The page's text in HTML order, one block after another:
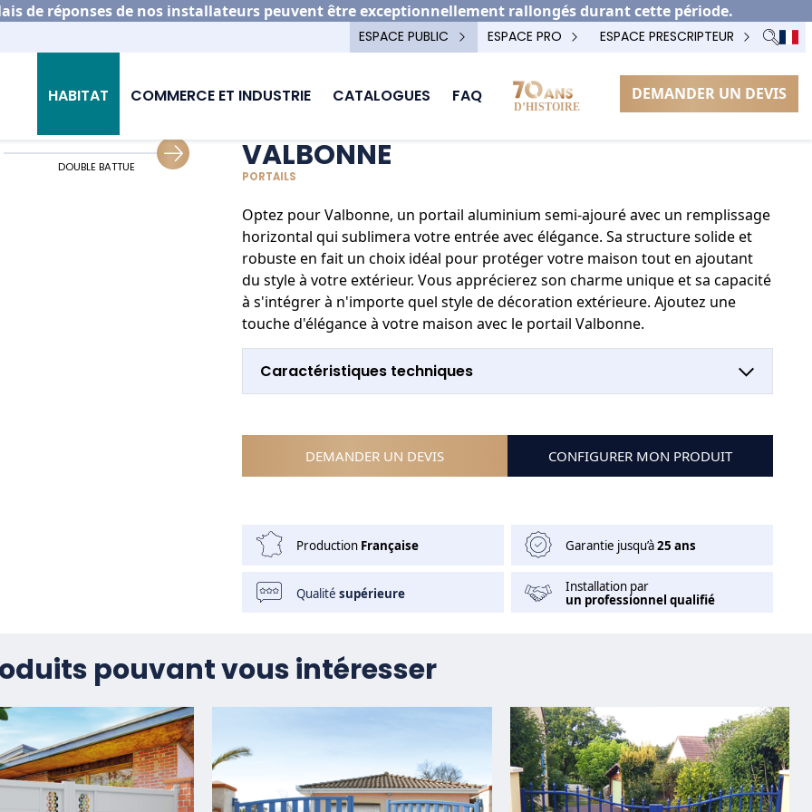
de réponses de nos installateurs peuvent être exceptionnellement rallongés durant cette période.
ESPACE PUBLIC ESPACE PRO ESPACE PRESCRIPTEUR
HABITAT COMMERCE ET INDUSTRIE CATALOGUES FAQ DEMANDER UN DEVIS
portail aluminium Valbonne
DOUBLE BATTUE GUIDAGE COULISSANT
VALBONNE
PORTAILS
Optez pour Valbonne, un portail aluminium semi-ajouré avec un remplissage
horizontal qui sublimera votre entrée avec élégance. Sa structure solide et
robuste en fait un choix idéal pour protéger votre maison tout en ajoutant
du style à votre extérieur. Vous apprécierez son charme unique et sa capacité
à s'intégrer à n'importe quel style de décoration extérieure. Ajoutez une
touche d'élégance à votre maison avec le portail Valbonne.
Caractéristiques techniques
DEMANDER UN DEVIS CONFIGURER MON PRODUIT
Production Française Garantie jusqu’à25 ans
Qualitésupérieure
Installation par
un professionnel qualifié
pouvant vous intéresser